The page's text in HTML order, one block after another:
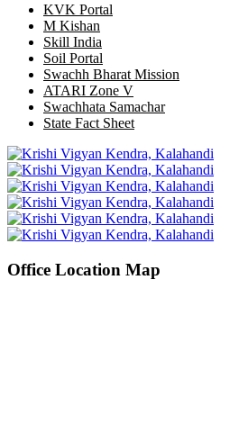
KVK Portal
M Kishan
Skill India
Soil Portal
Swachh Bharat Mission
ATARI Zone V
Swachhata Samachar
State Fact Sheet
Office Location Map